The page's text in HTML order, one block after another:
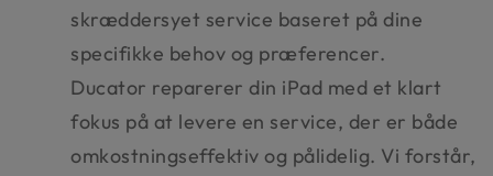
skræddersyet service baseret på dine
specifikke behov og præferencer.
Ducator reparerer din iPad med et klart
fokus på at levere en service, der er både
omkostningseffektiv og pålidelig. Vi forstår,